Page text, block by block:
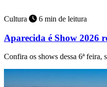
Cultura 6 min de leitura
Aparecida é Show 2026
Confira os shows dessa 6ª feira,